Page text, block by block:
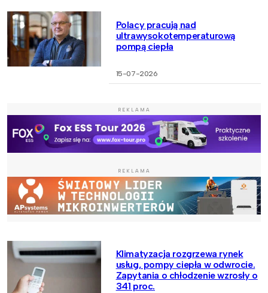
Polacy pracują nad
ultrawysokotemperaturową
pompą ciepła
15-07-2026
REKLAMA
REKLAMA
Klimatyzacja rozgrzewa rynek
usług, pompy ciepła w odwrocie.
Zapytania o chłodzenie wzrosły o
341 proc.